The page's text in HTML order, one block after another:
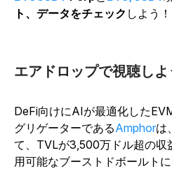
ト、データをチェック しよう！
エアドロップで視聴しよ
DeFi向けにAIが最適化した
グリゲーターであるAmphorは
て、TVLが3,500万ドル超の収
用可能なブーストドボールト